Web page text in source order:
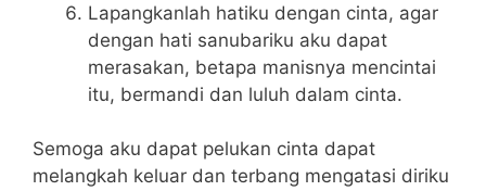
Lapangkanlah hatiku dengan cinta, agar
dengan hati sanubariku aku dapat
merasakan, betapa manisnya mencintai
itu, bermandi dan luluh dalam cinta.
Semoga aku dapat pelukan cinta dapat
melangkah keluar dan terbang mengatasi diriku